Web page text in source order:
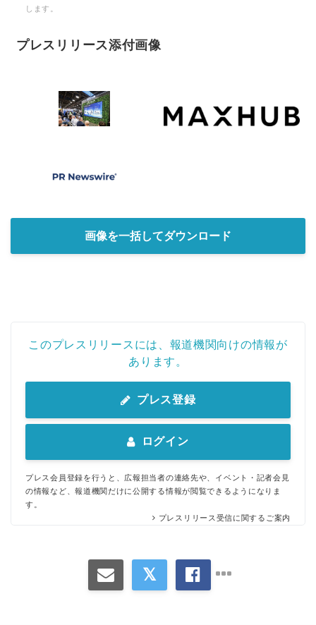
します。
プレスリリース添付画像
画像を一括してダウンロード
このプレスリリースには、報道機関向けの情報が
あります。
プレス登録
ログイン
プレス会員登録を行うと、広報担当者の連絡先や、イベント・記者会見
の情報など、報道機関だけに公開する情報が閲覧できるようになりま
す。
プレスリリース受信に関するご案内